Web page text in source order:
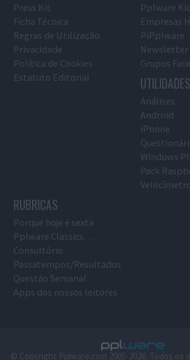
Press Kit
Ficha Técnica
Regras de Utilização
Privacidade
Política de Cookies
Estatuto Editorial
Pplware
Empresas
PiPplware
Newsletter
Grupos
UTILIDADES
Análises
Android
iPhone
Windows
Pack
RUBRICAS
Porque hoje é sexta
Pplware Classics…
Consultório
Passatempos/Resultados
Questão Semanal
Apps dos nossos leitores
© Copyright Pplware.com 2005-2026. Todos os